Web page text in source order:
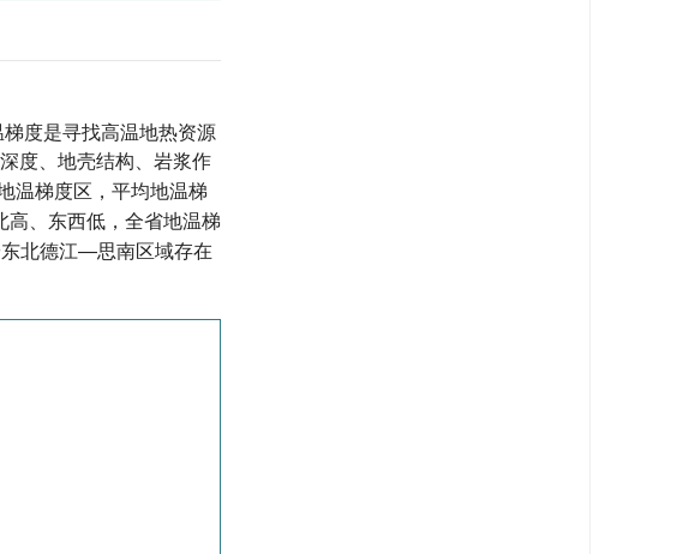
度是寻找高温地热资源
度、地壳结构、岩浆作
温梯度区，平均地温梯
高、东西低，全省地温梯
北德江—思南区域存在